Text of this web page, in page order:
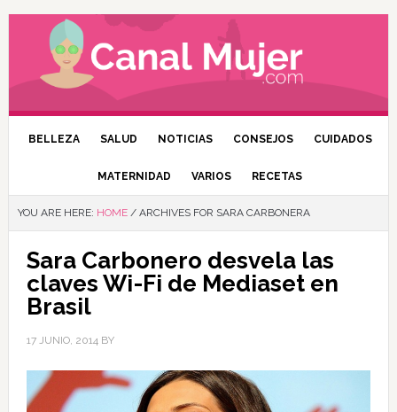
BELLEZA SALUD NOTICIAS CONSEJOS CUIDADOS
MATERNIDAD VARIOS RECETAS
YOU ARE HERE: HOME /ARCHIVES FOR SARA CARBONERA
Sara Carbonero desvela las
claves Wi-Fi de Mediaset en
Brasil
17 JUNIO, 2014BY